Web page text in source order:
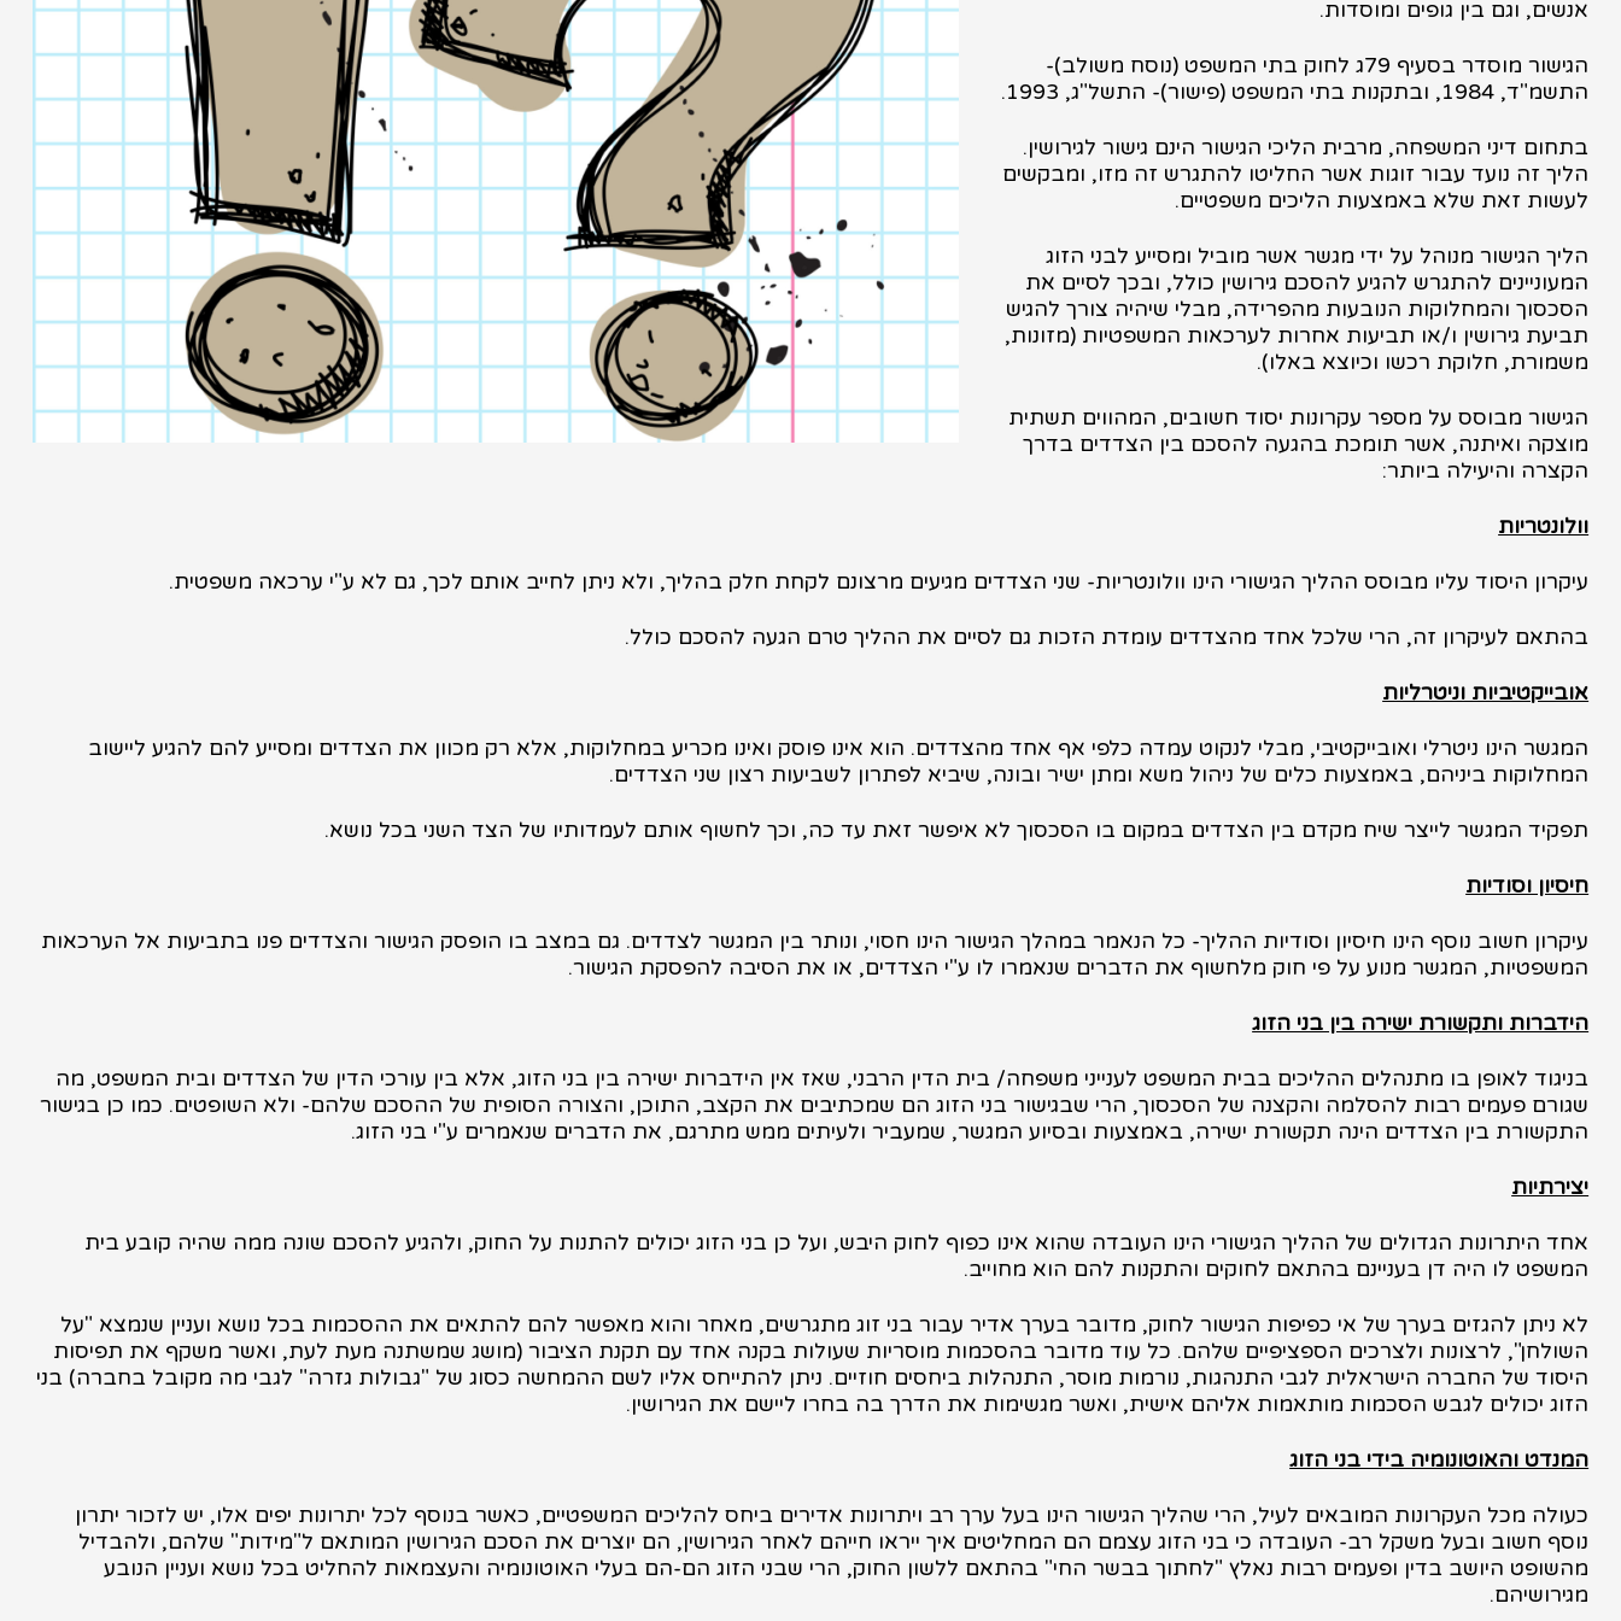
אנשים, וגם בין גופים ומוסדות.
הגישור מוסדר בסעיף 79ג לחוק בתי המשפט (נוסח משולב)-
התשמ"ד, 1984, ובתקנות בתי המשפט (פישור)- התשל"ג, 1993.
בתחום דיני המשפחה, מרבית הליכי הגישור הינם גישור לגירושין.
הליך זה נועד עבור זוגות אשר החליטו להתגרש זה מזו, ומבקשים
לעשות זאת שלא באמצעות הליכים משפטיים.
הליך הגישור מנוהל על ידי מגשר אשר מוביל ומסייע לבני הזוג
המעוניינים להתגרש להגיע להסכם גירושין כולל, ובכך לסיים את
הסכסוך והמחלוקות הנובעות מהפרידה, מבלי שיהיה צורך להגיש
תביעת גירושין ו/או תביעות אחרות לערכאות המשפטיות (מזונות,
משמורת, חלוקת רכשו וכיוצא באלו).
הגישור מבוסס על מספר עקרונות יסוד חשובים, המהווים תשתית
מוצקה ואיתנה, אשר תומכת בהגעה להסכם בין הצדדים בדרך
הקצרה והיעילה ביותר:
וולונטריות
עיקרון היסוד עליו מבוסס ההליך הגישורי הינו וולונטריות- שני הצדדים מגיעים מרצונם לקחת חלק בהליך, ולא ניתן לחייב אותם לכך, גם לא ע"י ערכאה משפטית.
בהתאם לעיקרון זה, הרי שלכל אחד מהצדדים עומדת הזכות גם לסיים את ההליך טרם הגעה להסכם כולל.
אובייקטיביות וניטרליות
המגשר הינו ניטרלי ואובייקטיבי, מבלי לנקוט עמדה כלפי אף אחד מהצדדים. הוא אינו פוסק ואינו מכריע במחלוקות, אלא רק מכוון את הצדדים ומסייע להם להגיע ליישוב
המחלוקות ביניהם, באמצעות כלים של ניהול משא ומתן ישיר ובונה, שיביא לפתרון לשביעות רצון שני הצדדים.
תפקיד המגשר לייצר שיח מקדם בין הצדדים במקום בו הסכסוך לא איפשר זאת עד כה, וכך לחשוף אותם לעמדותיו של הצד השני בכל נושא.
חיסיון וסודיות
עיקרון חשוב נוסף הינו חיסיון וסודיות ההליך- כל הנאמר במהלך הגישור הינו חסוי, ונותר בין המגשר לצדדים. גם במצב בו הופסק הגישור והצדדים פנו בתביעות אל הערכאות
המשפטיות, המגשר מנוע על פי חוק מלחשוף את הדברים שנאמרו לו ע"י הצדדים, או את הסיבה להפסקת הגישור.
הידברות ותקשורת ישירה בין בני הזוג
בניגוד לאופן בו מתנהלים ההליכים בבית המשפט לענייני משפחה/ בית הדין הרבני, שאז אין הידברות ישירה בין בני הזוג, אלא בין עורכי הדין של הצדדים ובית המשפט, מה
שגורם פעמים רבות להסלמה והקצנה של הסכסוך, הרי שבגישור בני הזוג הם שמכתיבים את הקצב, התוכן, והצורה הסופית של ההסכם שלהם- ולא השופטים. כמו כן בגישור
התקשורת בין הצדדים הינה תקשורת ישירה, באמצעות ובסיוע המגשר, שמעביר ולעיתים ממש מתרגם, את הדברים שנאמרים ע"י בני הזוג.
יצירתיות
אחד היתרונות הגדולים של ההליך הגישורי הינו העובדה שהוא אינו כפוף לחוק היבש, ועל כן בני הזוג יכולים להתנות על החוק, ולהגיע להסכם שונה ממה שהיה קובע בית
המשפט לו היה דן בעניינם בהתאם לחוקים והתקנות להם הוא מחוייב.
לא ניתן להגזים בערך של אי כפיפות הגישור לחוק, מדובר בערך אדיר עבור בני זוג מתגרשים, מאחר והוא מאפשר להם להתאים את ההסכמות בכל נושא ועניין שנמצא "על
השולחן", לרצונות ולצרכים הספציפיים שלהם. כל עוד מדובר בהסכמות מוסריות שעולות בקנה אחד עם תקנת הציבור (מושג שמשתנה מעת לעת, ואשר משקף את תפיסות
היסוד של החברה הישראלית לגבי התנהגות, נורמות מוסר, התנהלות ביחסים חוזיים. ניתן להתייחס אליו לשם ההמחשה כסוג של "גבולות גזרה" לגבי מה מקובל בחברה) בני
הזוג יכולים לגבש הסכמות מותאמות אליהם אישית, ואשר מגשימות את הדרך בה בחרו ליישם את הגירושין.
המנדט והאוטונומיה בידי בני הזוג
כעולה מכל העקרונות המובאים לעיל, הרי שהליך הגישור הינו בעל ערך רב ויתרונות אדירים ביחס להליכים המשפטיים, כאשר בנוסף לכל יתרונות יפים אלו, יש לזכור יתרון
נוסף חשוב ובעל משקל רב- העובדה כי בני הזוג עצמם הם המחליטים איך ייראו חייהם לאחר הגירושין, הם יוצרים את הסכם הגירושין המותאם ל"מידות" שלהם, ולהבדיל
מהשופט היושב בדין ופעמים רבות נאלץ "לחתוך בבשר החי" בהתאם ללשון החוק, הרי שבני הזוג הם-הם בעלי האוטונומיה והעצמאות להחליט בכל נושא ועניין הנובע
מגירושיהם.